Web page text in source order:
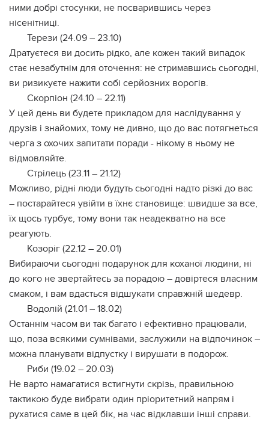
ними добрі стосунки, не посварившись через
нісенітниці.
Терези (24.09 – 23.10)
Дратуєтеся ви досить рідко, але кожен такий випадок
стає незабутнім для оточення: не стримавшись сьогодні,
ви ризикуєте нажити собі серйозних ворогів.
Скорпіон (24.10 – 22.11)
У цей день ви будете прикладом для наслідування у
друзів і знайомих, тому не дивно, що до вас потягнеться
черга з охочих запитати поради - нікому в ньому не
відмовляйте.
Стрілець (23.11 – 21.12)
Можливо, рідні люди будуть сьогодні надто різкі до вас
– постарайтеся увійти в їхнє становище: швидше за все,
їх щось турбує, тому вони так неадекватно на все
реагують.
Козоріг (22.12 – 20.01)
Вибираючи сьогодні подарунок для коханої людини, ні
до кого не звертайтесь за порадою – довіртеся власним
смаком, і вам вдасться відшукати справжній шедевр.
Водолій (21.01 – 18.02)
Останнім часом ви так багато і ефективно працювали,
що, поза всякими сумнівами, заслужили на відпочинок –
можна планувати відпустку і вирушати в подорож.
Риби (19.02 – 20.03)
Не варто намагатися встигнути скрізь, правильною
тактикою буде вибрати один пріоритетний напрям і
рухатися саме в цей бік, на час відклавши інші справи.